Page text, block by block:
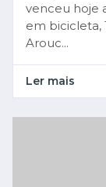
venceu hoje
em bicicleta,
Arouc...
Ler mais